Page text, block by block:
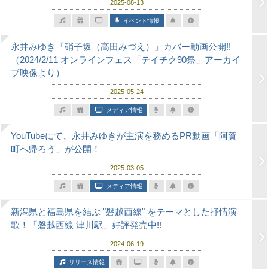
2025-08-13
イベント情報
永井みゆき「硝子坂（高田みづえ）」カバー動画公開!!
（2024/2/11 オンラインフェス「テイチク90祭」アーカイ
ブ映像より）
2025-05-24
メディア情報
YouTubeにて、永井みゆきが主演を務めるPR動画「阿賀
町へ帰ろう」が公開！
2025-03-05
メディア情報
新潟県と福島県を結ぶ "磐越西線" をテーマとした抒情演
歌！「磐越西線 津川駅」好評発売中!!
2024-06-19
リリース情報